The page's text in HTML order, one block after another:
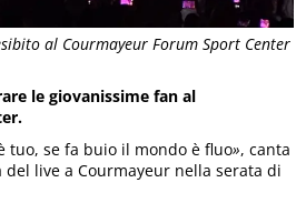
al Courmayeur Forum Sport Center
le giovanissime fan al
tuo, se fa buio il mondo è fluo», canta
live a Courmayeur nella serata di